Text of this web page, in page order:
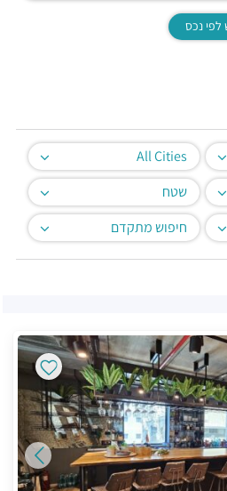
לפי נכס
All Cities
שטח
חיפוש מתקדם